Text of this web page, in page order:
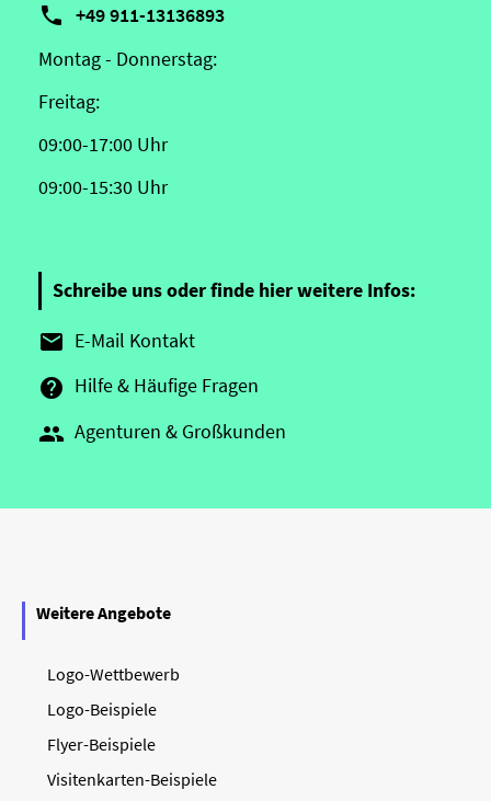
 +49 911-13136893
Montag - Donnerstag:
Freitag:
09:00-17:00 Uhr
09:00-15:30 Uhr
Schreibe uns oder finde hier weitere Infos:
 E-Mail Kontakt
 Hilfe & Häufige Fragen
 Agenturen & Großkunden
Weitere Angebote
Logo-Wettbewerb
Logo-Beispiele
Flyer-Beispiele
Visitenkarten-Beispiele